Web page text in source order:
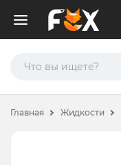
Главная Жидкости